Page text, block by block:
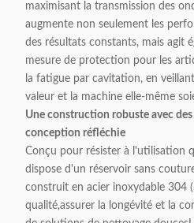
maximisant la transmission des
augmente non seulement les
des résultats constants, mais agit
mesure de protection pour les
la fatigue par cavitation, en
valeur et la machine elle-même
Une construction robuste avec
conception réfléchie
Conçu pour résister à l'utilisation
dispose d'un réservoir sans
construit en acier inoxydable 304
qualité,assurer la longévité et la